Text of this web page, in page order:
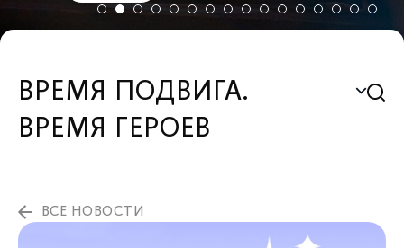
ВРЕМЯ ПОДВИГА.
ВРЕМЯ ГЕРОЕВ
ВСЕ НОВОСТИ